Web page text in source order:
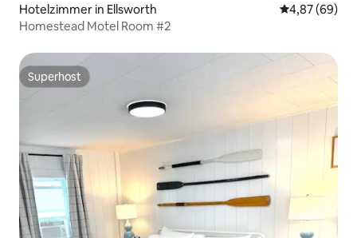
Hotelzimmer in Ellsworth
4,87 (69)
Homestead Motel Room #2
Superhost
Superhost